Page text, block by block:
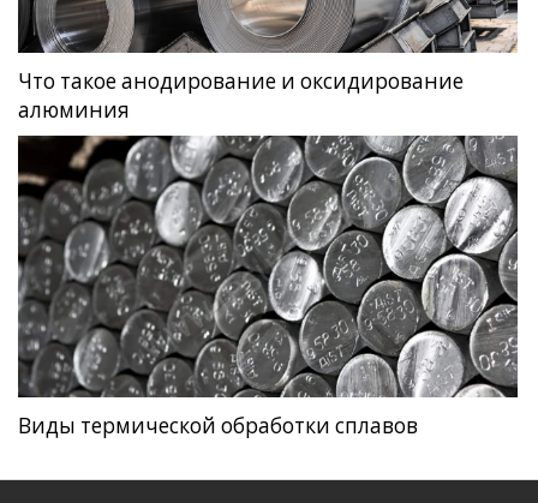
Что такое анодирование и оксидирование
алюминия
Виды термической обработки сплавов